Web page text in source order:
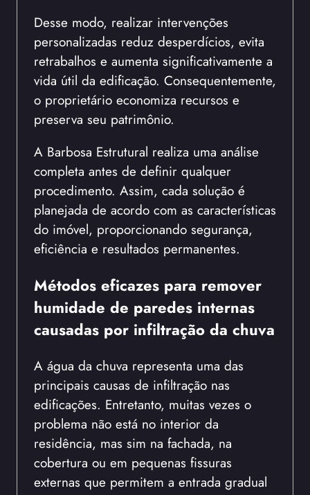
Desse modo, realizar intervenções
personalizadas reduz desperdícios, evita
retrabalhos e aumenta significativamente a
vida útil da edificação. Consequentemente,
o proprietário economiza recursos e
preserva seu patrimônio.
A Barbosa Estrutural realiza uma análise
completa antes de definir qualquer
procedimento. Assim, cada solução é
planejada de acordo com as características
do imóvel, proporcionando segurança,
eficiência e resultados permanentes.
Métodos eficazes para remover
humidade de paredes internas
causadas por infiltração da chuva
A água da chuva representa uma das
principais causas de infiltração nas
edificações. Entretanto, muitas vezes o
problema não está no interior da
residência, mas sim na fachada, na
cobertura ou em pequenas fissuras
externas que permitem a entrada gradual